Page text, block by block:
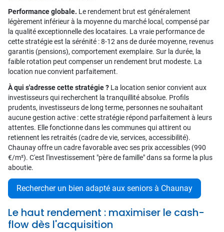
Performance globale. Le rendement brut est généralement
légèrement inférieur à la moyenne du marché local, compensé par
la qualité exceptionnelle des locataires. La vraie performance de
cette stratégie est la sérénité : 8-12 ans de durée moyenne, revenus
garantis (pensions), comportement exemplaire. Sur la durée, la
faible rotation peut compenser un rendement brut modeste. La
location nue convient parfaitement.
À qui s'adresse cette stratégie ? La location senior convient aux
investisseurs qui recherchent la tranquillité absolue. Profils
prudents, investisseurs de long terme, personnes ne souhaitant
aucune gestion active : cette stratégie répond parfaitement à leurs
attentes. Elle fonctionne dans les communes qui attirent ou
retiennent les retraités (cadre de vie, services, accessibilité).
Chaunay offre un cadre favorable avec ses prix accessibles (990
€/m²). C'est l'investissement "père de famille" dans sa forme la plus
aboutie.
Rechercher un bien adapté aux seniors à Chaunay
Le haut rendement : maximiser le cash-
flow dès l'acquisition